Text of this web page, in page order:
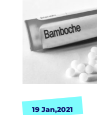
19 Jan,2021